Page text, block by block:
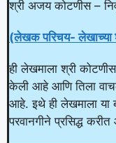
श्री अजय कोटणीस –
(लेखक परिचय- लेखाच्या
ही लेखमाला श्री
केली आहे आणि तिला
आहे. इथे ही लेखमाला या
परवानगीने प्रसिद्ध